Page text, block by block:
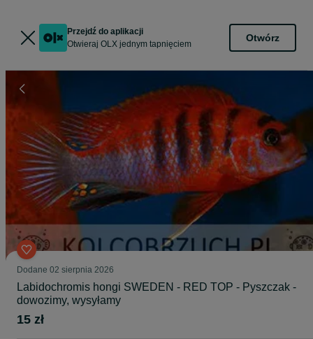
Przejdź do aplikacji
Otwieraj OLX jednym tapnięciem
Otwórz
Dodane 02 sierpnia 2026
Labidochromis hongi SWEDEN - RED TOP - Pyszczak -
dowozimy, wysyłamy
15 zł